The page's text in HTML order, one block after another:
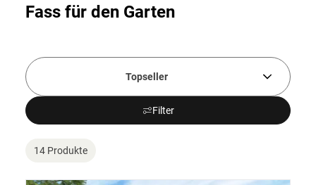
Fass für den Garten
Topseller
Filter
14 Produkte